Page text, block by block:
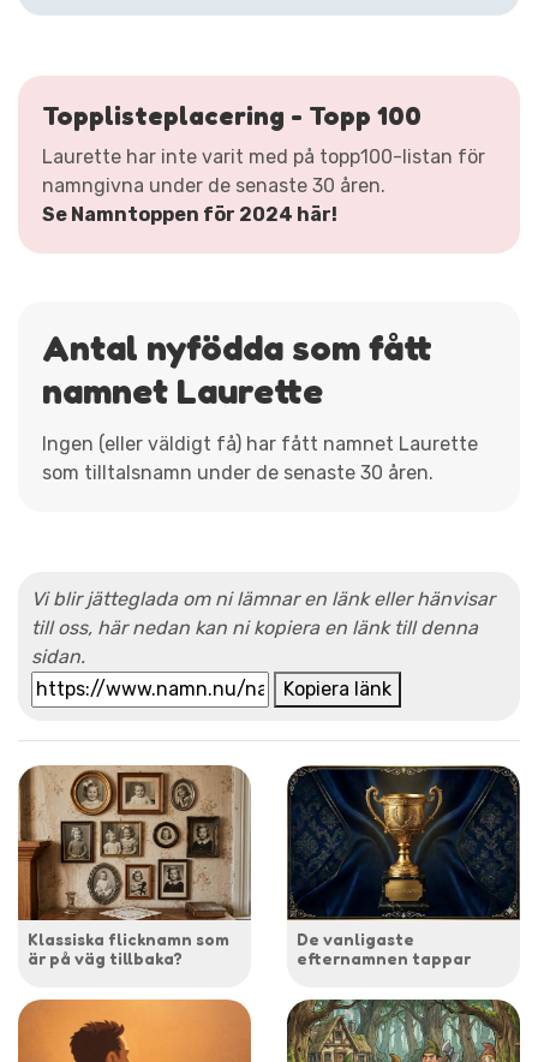
Topplisteplacering - Topp 100
Laurette har inte varit med på topp100-listan för
namngivna under de senaste 30 åren.
Se Namntoppen för 2024 här!
Antal nyfödda som fått
namnet Laurette
Ingen (eller väldigt få) har fått namnet Laurette
som tilltalsnamn under de senaste 30 åren.
Vi blir jätteglada om ni lämnar en länk eller hänvisar
till oss, här nedan kan ni kopiera en länk till denna
sidan.
Kopiera länk
Klassiska flicknamn som
är på väg tillbaka?
De vanligaste
efternamnen tappar